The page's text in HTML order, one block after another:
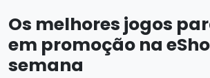
Os melhores jogos
em promoção na
semana